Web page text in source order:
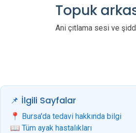
Topuk
Ani çıtlama sesi ve
📌 İlgili Sayfalar
📍 Bursa'da tedavi hakkında bilgi
📖 Tüm ayak hastalıkları